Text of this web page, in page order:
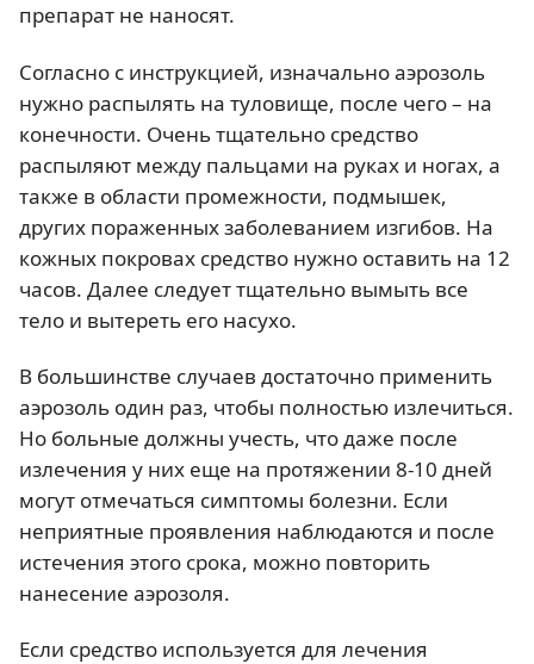
препарат не наносят.
Согласно с инструкцией, изначально аэрозоль
нужно распылять на туловище, после чего – на
конечности. Очень тщательно средство
распыляют между пальцами на руках и ногах, а
также в области промежности, подмышек,
других пораженных заболеванием изгибов. На
кожных покровах средство нужно оставить на 12
часов. Далее следует тщательно вымыть все
тело и вытереть его насухо.
В большинстве случаев достаточно применить
аэрозоль один раз, чтобы полностью излечиться.
Но больные должны учесть, что даже после
излечения у них еще на протяжении 8-10 дней
могут отмечаться симптомы болезни. Если
неприятные проявления наблюдаются и после
истечения этого срока, можно повторить
нанесение аэрозоля.
Если средство используется для лечения